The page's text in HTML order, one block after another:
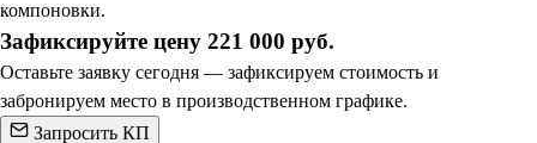
компоновки.
Зафиксируйте цену 221 000 руб.
Оставьте заявку сегодня — зафиксируем стоимость и
забронируем место в производственном графике.
Запросить КП